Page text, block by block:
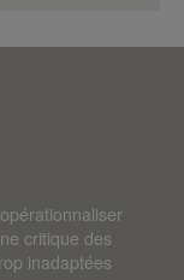
critique des
inadaptées